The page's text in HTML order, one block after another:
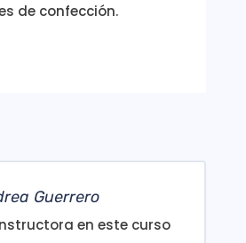
de confección.
Guerrero
en este curso